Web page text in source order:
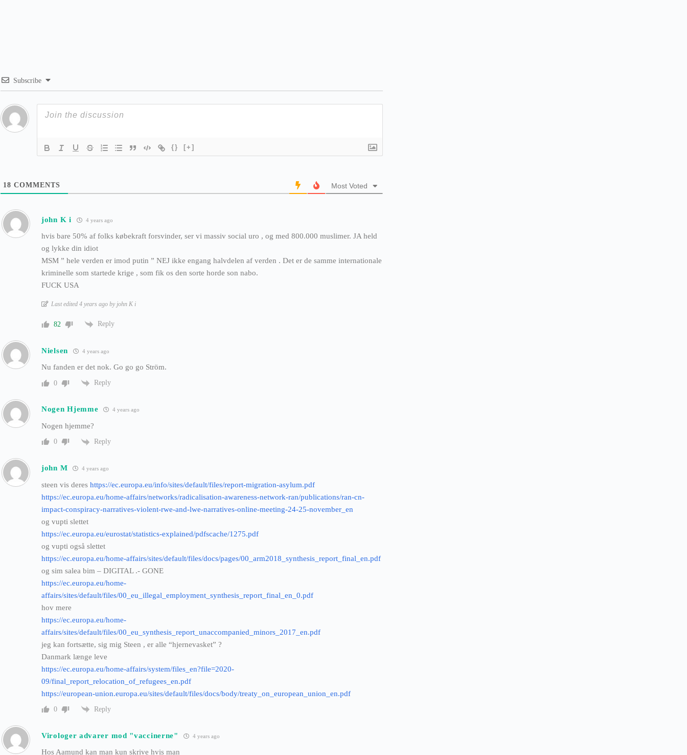
Subscribe
{} [+]
18 COMMENTS Most Voted
john K i 4 years ago
hvis bare 50% af folks købekraft forsvinder, ser vi massiv social uro , og med 800.000 muslimer. JA held
og lykke din idiot
MSM ” hele verden er imod putin ” NEJ ikke engang halvdelen af verden . Det er de samme internationale
kriminelle som startede krige , som fik os den sorte horde son nabo.
FUCK USA
Last edited 4 years ago by john K i
82 Reply
Nielsen 4 years ago
Nu fanden er det nok. Go go go Ström.
0 Reply
Nogen Hjemme 4 years ago
Nogen hjemme?
0 Reply
john M 4 years ago
steen vis deres https://ec.europa.eu/info/sites/default/files/report-migration-asylum.pdf
https://ec.europa.eu/home-affairs/networks/radicalisation-awareness-network-ran/publications/ran-cn-
impact-conspiracy-narratives-violent-rwe-and-lwe-narratives-online-meeting-24-25-november_en
og vupti slettet
https://ec.europa.eu/eurostat/statistics-explained/pdfscache/1275.pdf
og vupti også slettet
https://ec.europa.eu/home-affairs/sites/default/files/docs/pages/00_arm2018_synthesis_report_final_en.pdf
og sim salea bim – DIGITAL .- GONE
https://ec.europa.eu/home-
affairs/sites/default/files/00_eu_illegal_employment_synthesis_report_final_en_0.pdf
hov mere
https://ec.europa.eu/home-
affairs/sites/default/files/00_eu_synthesis_report_unaccompanied_minors_2017_en.pdf
jeg kan fortsætte, sig mig Steen , er alle “hjernevasket” ?
Danmark længe leve
https://ec.europa.eu/home-affairs/system/files_en?file=2020-
09/final_report_relocation_of_refugees_en.pdf
https://european-union.europa.eu/sites/default/files/docs/body/treaty_on_european_union_en.pdf
0 Reply
Virologer advarer mod "vaccinerne" 4 years ago
Hos Aamund kan man kun skrive hvis man